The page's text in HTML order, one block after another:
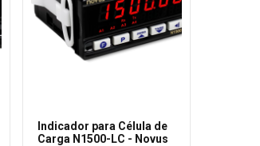
Indicador para Célula de
Carga N1500-LC - Novus